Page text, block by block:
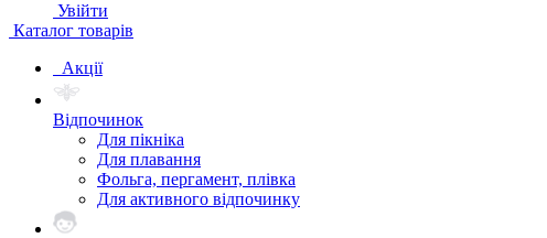
Увійти
Каталог товарів
Акції
Відпочинок
Для пікніка
Для плавання
Фольга, пергамент, плівка
Для активного відпочинку